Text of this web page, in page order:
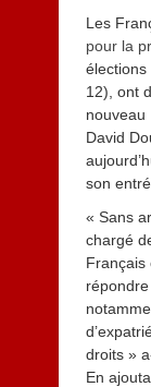
Les
pour la
élections
12), ont
David
son
« Sans
chargé
Français
droits »
En